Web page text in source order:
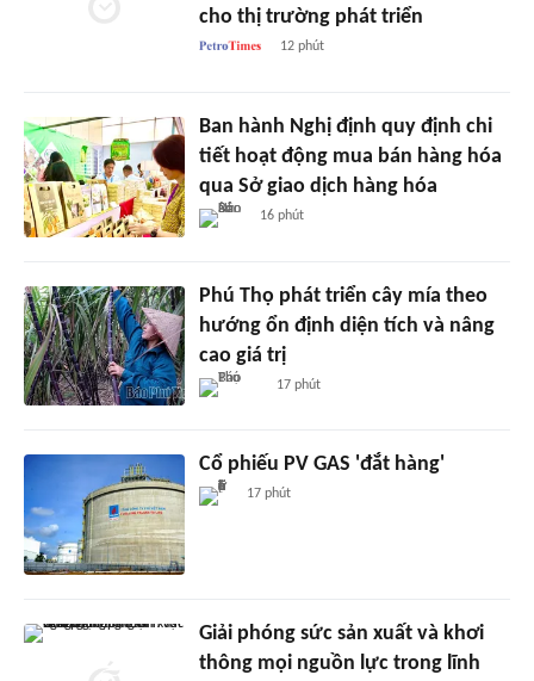
cho thị trường phát triển
12 phút
Ban hành Nghị định quy định chi
tiết hoạt động mua bán hàng hóa
qua Sở giao dịch hàng hóa
16 phút
Phú Thọ phát triển cây mía theo
hướng ổn định diện tích và nâng
cao giá trị
17 phút
Cổ phiếu PV GAS 'đắt hàng'
17 phút
Giải phóng sức sản xuất và khơi
thông mọi nguồn lực trong lĩnh